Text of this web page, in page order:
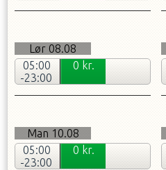
Lør 08.08
05:00
-23:00
0 kr.
Man 10.08
05:00
-23:00
0 kr.